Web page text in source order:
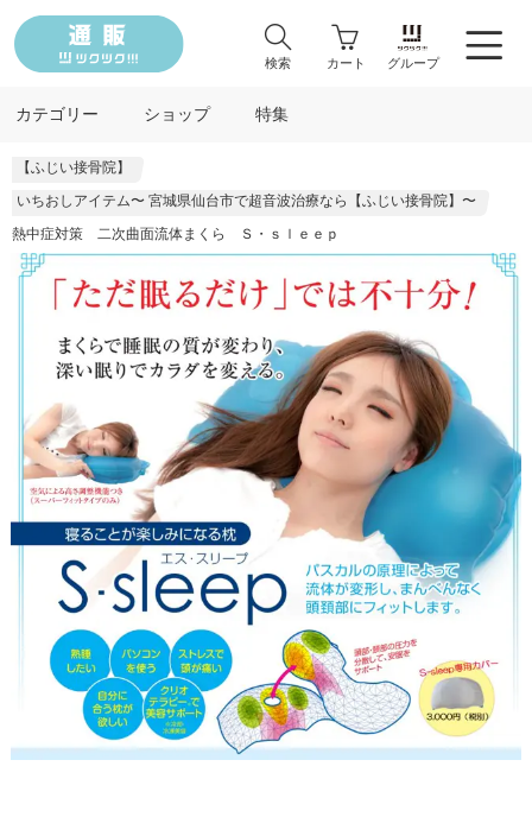
検索 カート グループ
カテゴリー ショップ 特集
【ふじい接骨院】
いちおしアイテム〜 宮城県仙台市で超音波治療なら【ふじい接骨院】〜
熱中症対策 二次曲面流体まくら Ｓ・ｓｌｅｅｐ